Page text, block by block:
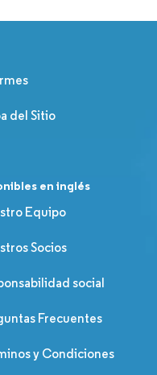
del Sitio
en inglés
Equipo
Socios
social
Frecuentes
y Condiciones